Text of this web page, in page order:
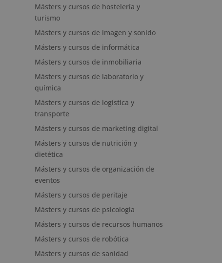
Másters y cursos de hostelería y
turismo
Másters y cursos de imagen y sonido
Másters y cursos de informática
Másters y cursos de inmobiliaria
Másters y cursos de laboratorio y
química
Másters y cursos de logística y
transporte
Másters y cursos de marketing digital
Másters y cursos de nutrición y
dietética
Másters y cursos de organización de
eventos
Másters y cursos de peritaje
Másters y cursos de psicología
Másters y cursos de recursos humanos
Másters y cursos de robótica
Másters y cursos de sanidad